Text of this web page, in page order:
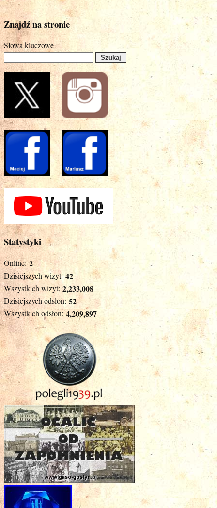
Znajdź na stronie
Słowa kluczowe
Statystyki
Online: 2
Dzisiejszych wizyt: 42
Wszystkich wizyt: 2,233,008
Dzisiejszych odsłon: 52
Wszystkich odsłon: 4,209,897